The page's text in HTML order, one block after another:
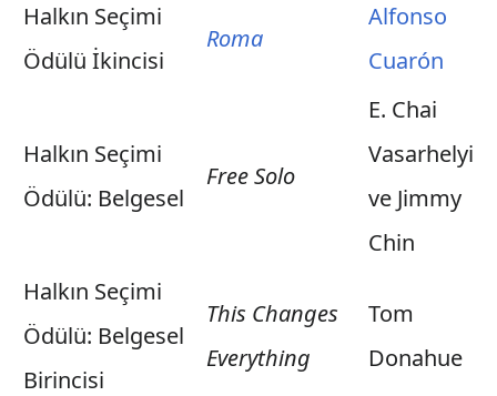
Halkın Seçimi
Ödülü İkincisi
Roma
Alfonso
Cuarón
Halkın Seçimi
Ödülü: Belgesel
Free Solo
E. Chai
Vasarhelyi
ve Jimmy
Chin
Halkın Seçimi
Ödülü: Belgesel
Birincisi
This Changes
Everything
Tom
Donahue